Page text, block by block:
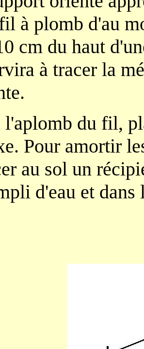
à plomb d'au
cm du haut
à tracer la
du fil,
Pour amortir
au sol un
d'eau et